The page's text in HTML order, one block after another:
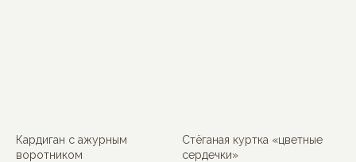
Кардиган с ажурным
воротником
Стёганая куртка «цветные
сердечки»